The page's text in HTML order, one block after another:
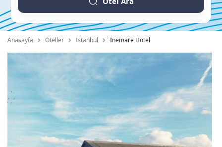
Anasayfa Oteller İstanbul İnemare Hotel